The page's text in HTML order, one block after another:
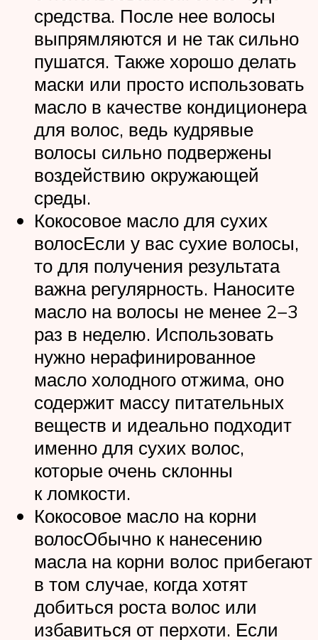
средства. После нее волосы
выпрямляются и не так сильно
пушатся. Также хорошо делать
маски или просто использовать
масло в качестве кондиционера
для волос, ведь кудрявые
волосы сильно подвержены
воздействию окружающей
среды.
Кокосовое масло для сухих
волосЕсли у вас сухие волосы,
то для получения результата
важна регулярность. Наносите
масло на волосы не менее 2−3
раз в неделю. Использовать
нужно нерафинированное
масло холодного отжима, оно
содержит массу питательных
веществ и идеально подходит
именно для сухих волос,
которые очень склонны
к ломкости.
Кокосовое масло на корни
волосОбычно к нанесению
масла на корни волос прибегают
в том случае, когда хотят
добиться роста волос или
избавиться от перхоти. Если